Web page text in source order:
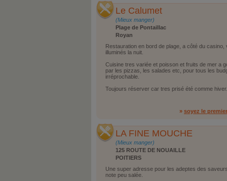
Le Calumet
(Mieux manger)
Plage de Pontaillac
Royan
Restauration en bord de plage, a côté du
illuminés la nuit.
Cuisine tres variée et poisson et fruits de mer a
par les pizzas, les salades etc, pour tous les
irréprochable.
Toujours réserver car tres prisé été comme hiver.
» soyez le
LA FINE MOUCHE
(Mieux manger)
125 ROUTE DE NOUAILLE
POITIERS
Une super adresse pour les adeptes des
note peu salée.